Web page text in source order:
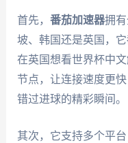
首先， 番茄加速器拥
坡、韩国还是英国，
在英国想看世界杯中
节点，让连接速度更
错过进球的精彩瞬间。
其次，它支持多个平台